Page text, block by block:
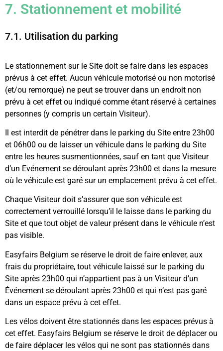
7. Stationnement et mobilité
7.1. Utilisation du parking
Le stationnement sur le Site doit se faire dans les espaces
prévus à cet effet. Aucun véhicule motorisé ou non motorisé
(et/ou remorque) ne peut se trouver dans un endroit non
prévu à cet effet ou indiqué comme étant réservé à certaines
personnes (y compris un certain Visiteur).
Il est interdit de pénétrer dans le parking du Site entre 23h00
et 06h00 ou de laisser un véhicule dans le parking du Site
entre les heures susmentionnées, sauf en tant que Visiteur
d’un Evénement se déroulant après 23h00 et dans la mesure
où le véhicule est garé sur un emplacement prévu à cet effet.
Chaque Visiteur doit s’assurer que son véhicule est
correctement verrouillé lorsqu’il le laisse dans le parking du
Site et que tout objet de valeur présent dans le véhicule n’est
pas visible.
Easyfairs Belgium se réserve le droit de faire enlever, aux
frais du propriétaire, tout véhicule laissé sur le parking du
Site après 23h00 qui n’appartient pas à un Visiteur d’un
Événement se déroulant après 23h00 et qui n’est pas garé
dans un espace prévu à cet effet.
Les vélos doivent être stationnés dans les espaces prévus à
cet effet. Easyfairs Belgium se réserve le droit de déplacer ou
de faire déplacer les vélos qui ne sont pas stationnés dans